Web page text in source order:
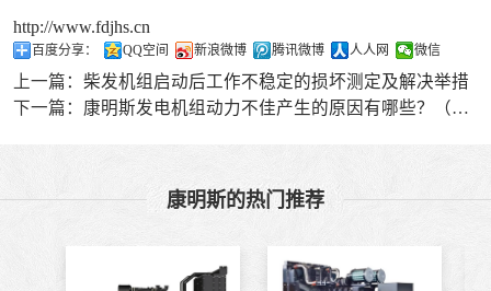
http://www.fdjhs.cn
百度分享： QQ空间 新浪微博 腾讯微博 人人网 微信
上一篇： 柴发机组启动后工作不稳定的损坏测定及解决举措
下一篇： 康明斯发电机组动力不佳产生的原因有哪些？（二）
康明斯的热门推荐